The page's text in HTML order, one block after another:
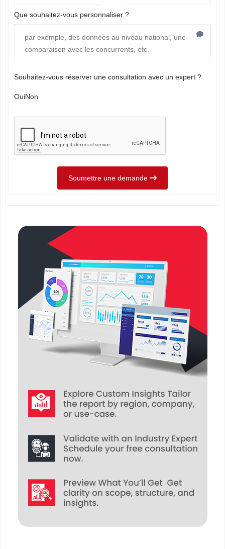
Que souhaitez-vous personnaliser ?
Souhaitez-vous réserver une consultation avec un expert ?
OuiNon
Soumettre une demande